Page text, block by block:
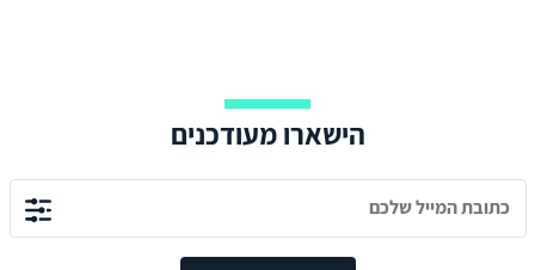
הישארו מעודכנים